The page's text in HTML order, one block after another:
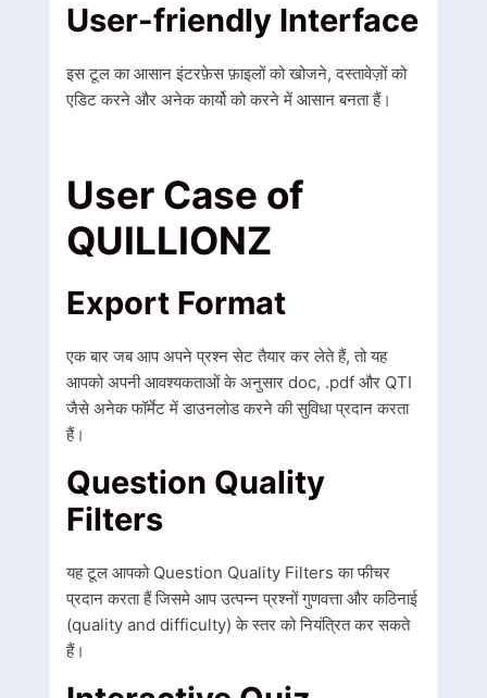
User-friendly Interface
इस टूल का आसान इंटरफ़ेस फ़ाइलों को खोजने, दस्तावेज़ों को
एडिट करने और अनेक कार्यो को करने में आसान बनता हैं।
User Case of
QUILLIONZ
Export Format
एक बार जब आप अपने प्रश्न सेट तैयार कर लेते हैं, तो यह
आपको अपनी आवश्यकताओं के अनुसार doc, .pdf और QTI
जैसे अनेक फॉर्मेट में डाउनलोड करने की सुविधा प्रदान करता
हैं।
Question Quality
Filters
यह टूल आपको Question Quality Filters का फीचर
प्रदान करता हैं जिसमे आप उत्पन्न प्रश्नों गुणवत्ता और कठिनाई
(quality and difficulty) के स्तर को नियंत्रित कर सकते
हैं।